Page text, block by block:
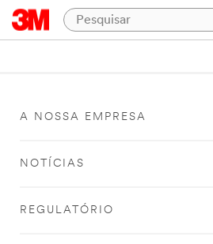
A NOSSA EMPRESA
NOTÍCIAS
REGULATÓRIO